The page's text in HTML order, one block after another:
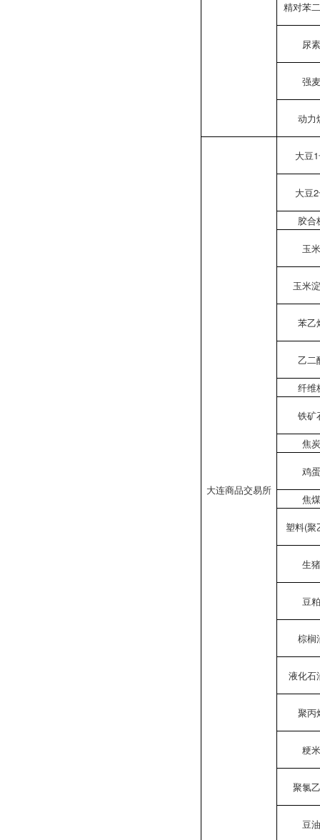
精对苯
尿
强
动力
大连商品交易所
大豆
大豆
胶合
玉
玉米
苯乙
乙二
纤维
铁矿
焦
鸡
焦
塑料(聚
生
豆
棕榈
液化石
聚丙
粳
聚氯
豆